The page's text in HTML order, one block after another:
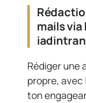
mails via
Rédiger une
propre,
ton